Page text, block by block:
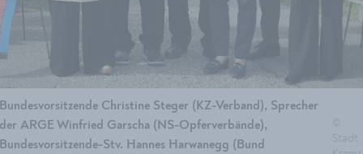
Bundesvorsitzende Christine Steger (KZ-Verband), Sprecher
der ARGE Winfried Garscha (NS-Opferverbände),
Bundesvorsitzende-Stv. Hannes Harwanegg (Bund